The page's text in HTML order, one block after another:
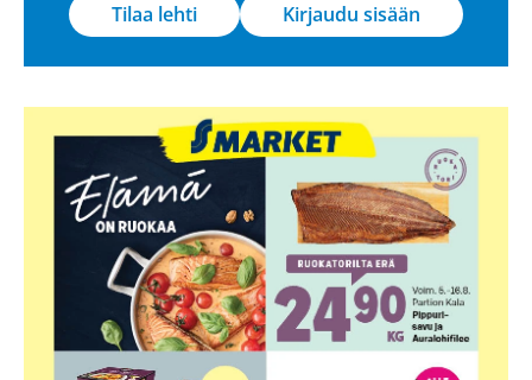
Tilaa lehti Kirjaudu sisään